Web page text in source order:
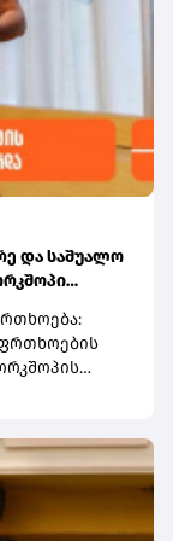
მისი
და საშუალო
და
ინვესტიციის